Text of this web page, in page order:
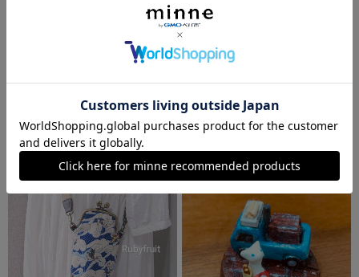
ねこを選べるボトルカバー
3,000円